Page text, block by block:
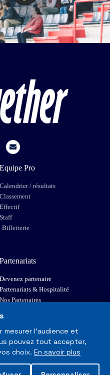
Equipe Pro
Calendrier / résultats
Classement
Effectif
Staff
Billetterie
Partenariats
Devenez partenaire
Partenariats & Hospitalité
Nos Partenaires
droits réservés
Mentions Légales & RGPD
mesurer l'audience et
pouvez tout accepter,
choix. En savoir plus